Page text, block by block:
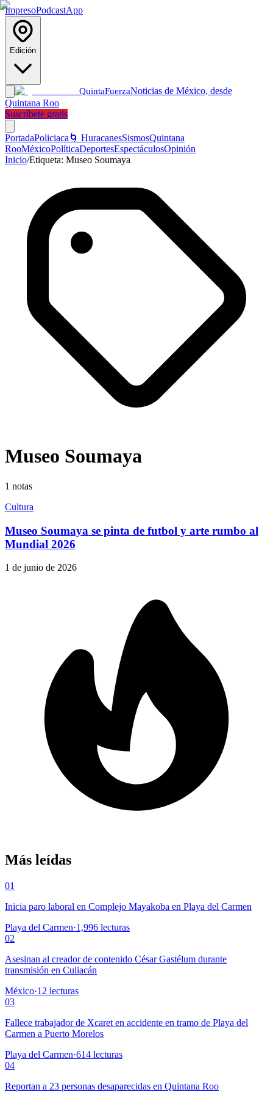
ImpresoPodcastApp
Edición
QuintaFuerzaNoticias de México, desde
Quintana Roo
Suscríbete gratis
PortadaPoliciaca 🌀 HuracanesSismosQuintana
RooMéxicoPolíticaDeportesEspectáculosOpinión
Inicio/Etiqueta: Museo Soumaya
Museo Soumaya
1 notas
Cultura
Museo Soumaya se pinta de futbol y arte rumbo al
Mundial 2026
1 de junio de 2026
Más leídas
01
Inicia paro laboral en Complejo Mayakoba en Playa del Carmen
Playa del Carmen·1,996 lecturas
02
Asesinan al creador de contenido César Gastélum durante
transmisión en Culiacán
México·12 lecturas
03
Fallece trabajador de Xcaret en accidente en tramo de Playa del
Carmen a Puerto Morelos
Playa del Carmen·614 lecturas
04
Reportan a 23 personas desaparecidas en Quintana Roo